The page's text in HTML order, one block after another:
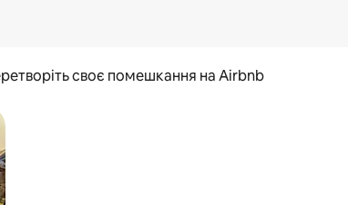
своє помешкання на Airbnb